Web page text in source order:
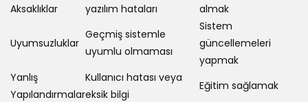
Aksaklıklar
yazılım hataları
almak
Uyumsuzluklar
Geçmiş sistemle
uyumlu olmaması
Sistem
güncellemeleri
yapmak
Yanlış
Yapılandırmalar
Kullanıcı hatası veya
eksik bilgi
Eğitim sağlamak